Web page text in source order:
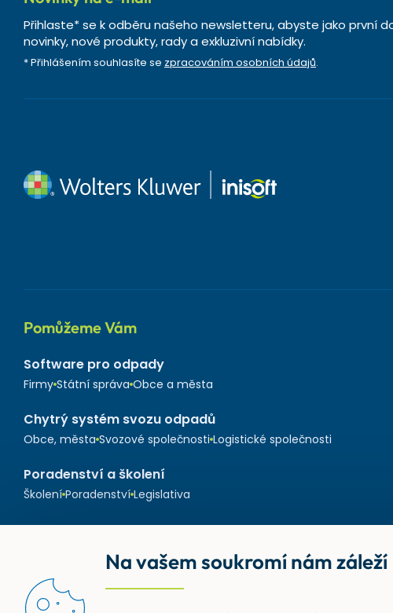
Přihlaste* se k odběru našeho newsletteru, abyste jako první
novinky, nové produkty, rady a exkluzivní nabídky.
* Přihlášením souhlasíte se zpracováním osobních údajů.
Pomůžeme Vám
Software pro odpady
Firmy Státní správa Obce a města
Chytrý systém svozu odpadů
Obce, města Svozové společnosti Logistické společnosti
Poradenství a školení
Školení Poradenství Legislativa
Na vašem soukromí nám záleží